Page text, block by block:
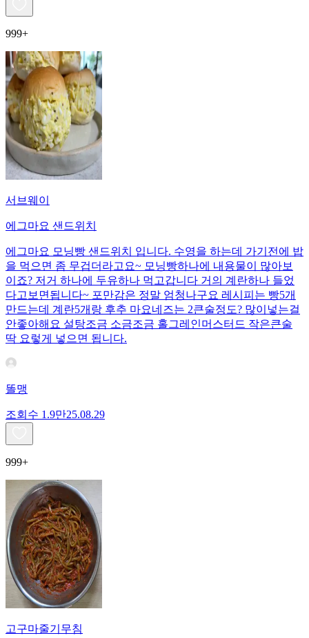
999+
서브웨이
에그마요 샌드위치
에그마요 모닝빵 샌드위치 입니다. 수영을 하는데 가기전에 밥
을 먹으면 좀 무겁더라고요~ 모닝빵하나에 내용물이 많아보
이죠? 저거 하나에 두유하나 먹고갑니다 거의 계란하나 들었
다고보면됩니다~ 포만감은 정말 엄청나구요 레시피는 빵5개
만드는데 계란5개랑 후추 마요네즈는 2큰술정도? 많이넣는걸
안좋아해요 설탕조금 소금조금 홀그레인머스터드 작은큰술
딱 요렇게 넣으면 됩니다.
똘맹
조회수 1.9만25.08.29
999+
고구마줄기무침